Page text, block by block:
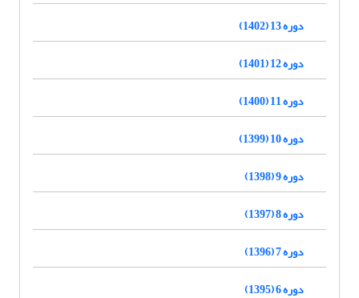
دوره 13 (1402)
دوره 12 (1401)
دوره 11 (1400)
دوره 10 (1399)
دوره 9 (1398)
دوره 8 (1397)
دوره 7 (1396)
دوره 6 (1395)